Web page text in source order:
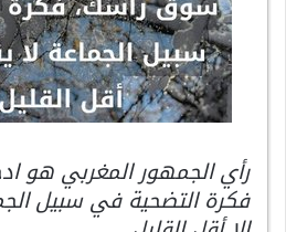
رأي الجمهور المغربي هو
فكرة التضحية في سبيل